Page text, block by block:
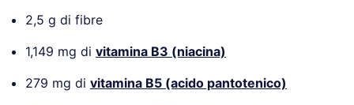
2,5 g di fibre
1,149 mg di vitamina B3 (niacina)
279 mg di vitamina B5 (acido pantotenico)